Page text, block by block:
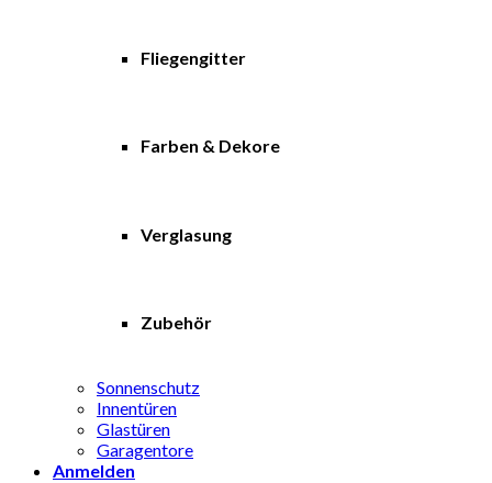
Fliegengitter
Farben & Dekore
Verglasung
Zubehör
Sonnenschutz
Innentüren
Glastüren
Garagentore
Anmelden